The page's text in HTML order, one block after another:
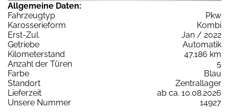
Allgemeine Daten:
Fahrzeugtyp
Pkw
Karosserieform
Kombi
Erst-Zul.
Jan / 2022
Getriebe
Automatik
Kilometerstand
47.186 km
Anzahl der Türen
5
Farbe
Blau
Standort
Zentrallager
Lieferzeit
ab ca. 10.08.2026
Unsere Nummer
14927